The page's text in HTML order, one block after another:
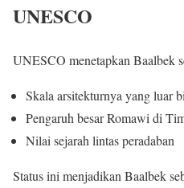
UNESCO
UNESCO menetapkan Baalbek
Skala arsitekturnya yang luar
Pengaruh besar Romawi di
Nilai sejarah lintas peradaban
Status ini menjadikan Baalbek